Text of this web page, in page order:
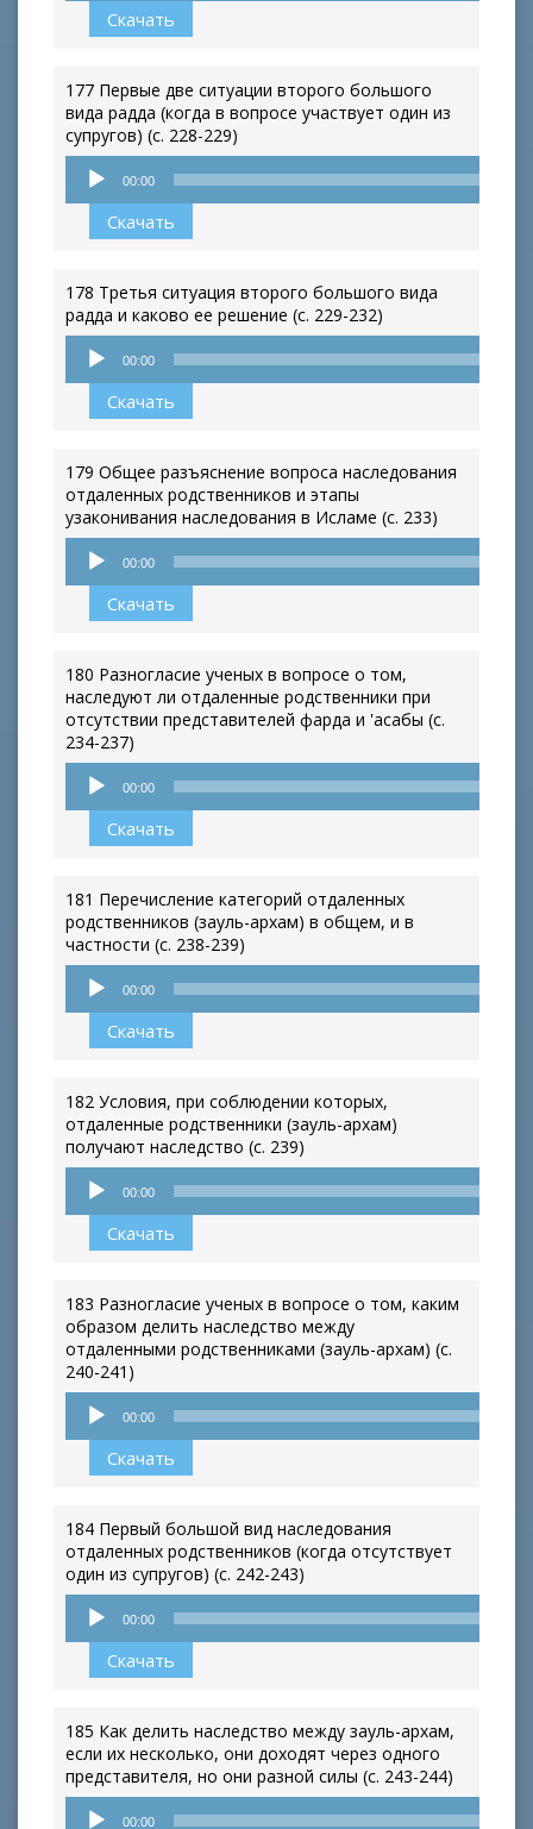
Скачать
177 Первые две ситуации второго большого
вида радда (когда в вопросе участвует один из
супругов) (с. 228-229)
Аудиоплеер
00:00
Скачать
178 Третья ситуация второго большого вида
радда и каково ее решение (с. 229-232)
Аудиоплеер
00:00
Скачать
179 Общее разъяснение вопроса наследования
отдаленных родственников и этапы
узаконивания наследования в Исламе (с. 233)
Аудиоплеер
00:00
Скачать
180 Разногласие ученых в вопросе о том,
наследуют ли отдаленные родственники при
отсутствии представителей фарда и 'асабы (с.
234-237)
Аудиоплеер
00:00
Скачать
181 Перечисление категорий отдаленных
родственников (зауль-архам) в общем, и в
частности (с. 238-239)
Аудиоплеер
00:00
Скачать
182 Условия, при соблюдении которых,
отдаленные родственники (зауль-архам)
получают наследство (с. 239)
Аудиоплеер
00:00
Скачать
183 Разногласие ученых в вопросе о том, каким
образом делить наследство между
отдаленными родственниками (зауль-архам) (с.
240-241)
Аудиоплеер
00:00
Скачать
184 Первый большой вид наследования
отдаленных родственников (когда отсутствует
один из супругов) (с. 242-243)
Аудиоплеер
00:00
Скачать
185 Как делить наследство между зауль-архам,
если их несколько, они доходят через одного
представителя, но они разной силы (с. 243-244)
Аудиоплеер
00:00